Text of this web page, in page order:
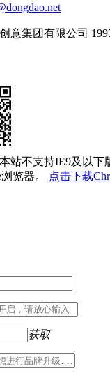
意集团有限公司
站不支持IE9及以下
览器。
点击下载
获取